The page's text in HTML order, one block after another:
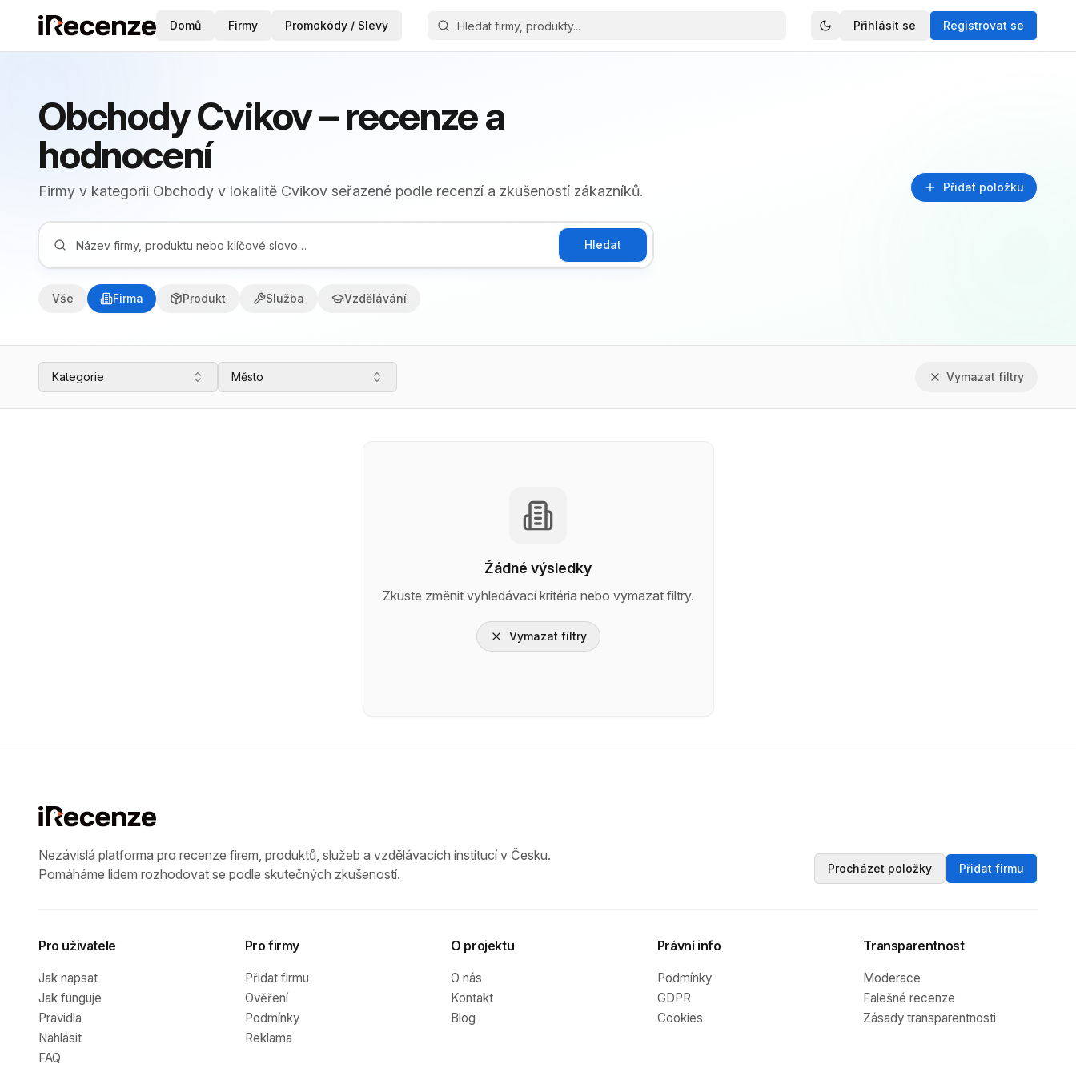
Domů Firmy Promokódy / Slevy Přihlásit se Registrovat se
Obchody Cvikov – recenze a
hodnocení
Firmy v kategorii Obchody v lokalitě Cvikov seřazené podle recenzí a zkušeností zákazníků. Přidat položku
Hledat
Vše Firma Produkt Služba Vzdělávání
Kategorie Město Vymazat filtry
Žádné výsledky
Zkuste změnit vyhledávací kritéria nebo vymazat filtry.
Vymazat filtry
Nezávislá platforma pro recenze firem, produktů, služeb a vzdělávacích institucí v Česku.
Pomáháme lidem rozhodovat se podle skutečných zkušeností.
Procházet položky Přidat firmu
Pro uživatele
Jak napsat
Jak funguje
Pravidla
Nahlásit
FAQ
Pro firmy
Přidat firmu
Ověření
Podmínky
Reklama
O projektu
O nás
Kontakt
Blog
Právní info
Podmínky
GDPR
Cookies
Transparentnost
Moderace
Falešné recenze
Zásady transparentnosti